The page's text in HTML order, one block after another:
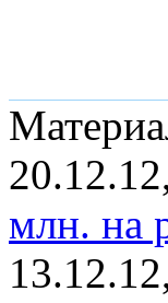
млн. на